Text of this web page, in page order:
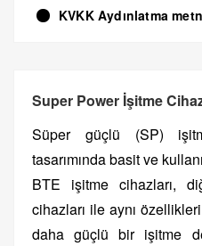
KVKK Aydınlatma
Super Power İşitme
Süper güçlü (SP)
tasarımında basit ve
BTE işitme cihazları,
cihazları ile aynı
daha güçlü bir işitme